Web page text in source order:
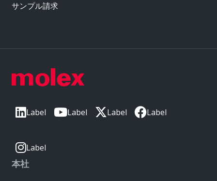
Label Label Label Label
Label
本社
サンプル請求